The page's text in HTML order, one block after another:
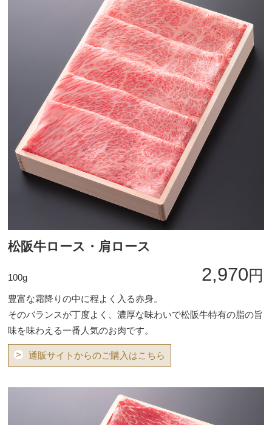
松阪牛ロース・肩ロース
100g 2,970円
豊富な霜降りの中に程よく入る赤身。
そのバランスが丁度よく、濃厚な味わいで松阪牛特有の脂の旨
味を味わえる一番人気のお肉です。
> 通販サイトからのご購入はこちら